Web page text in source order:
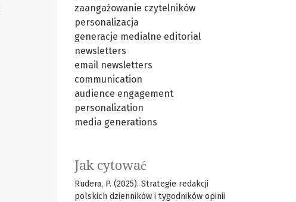
zaangażowanie czytelników
personalizacja
generacje medialne editorial
newsletters
email newsletters
communication
audience engagement
personalization
media generations
Jak cytować
Rudera, P. (2025). Strategie redakcji
polskich dzienników i tygodników opinii